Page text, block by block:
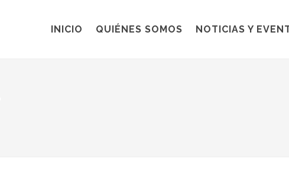
INICIO QUIÉNES SOMOS NOTICIAS Y